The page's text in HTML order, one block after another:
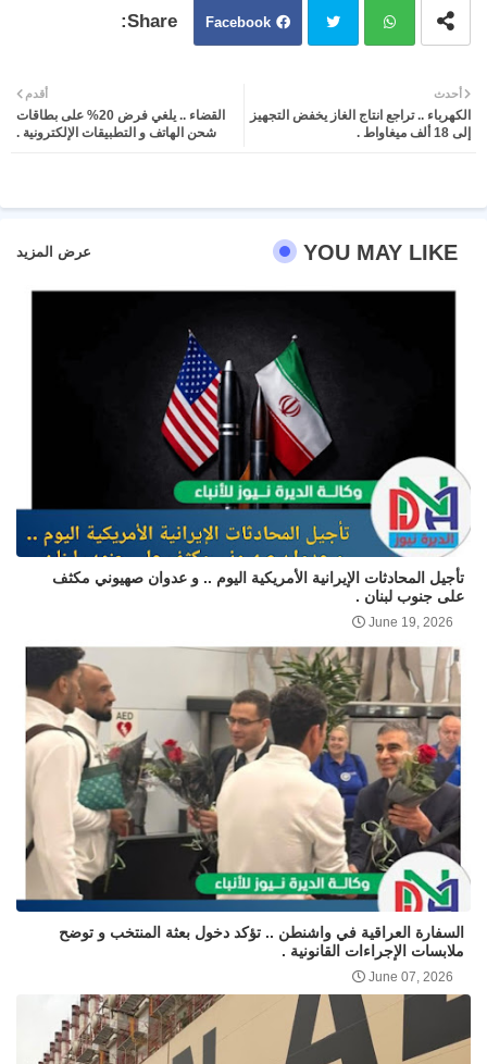
Facebook
ter atsa
أحدث
الكهرباء .. تراجع انتاج الغاز يخفض التجهيز
إلى 18 ألف ميغاواط .
أقدم
القضاء .. يلغي فرض 20% على بطاقات
شحن الهاتف و التطبيقات الإلكترونية .
YOU MAY LIKE عرض المزيد
تأجيل المحادثات الإيرانية الأمريكية اليوم .. و عدوان صهيوني مكثف
على جنوب لبنان .
June 19, 2026
السفارة العراقية في واشنطن .. تؤكد دخول بعثة المنتخب و توضح
ملابسات الإجراءات القانونية .
June 07, 2026